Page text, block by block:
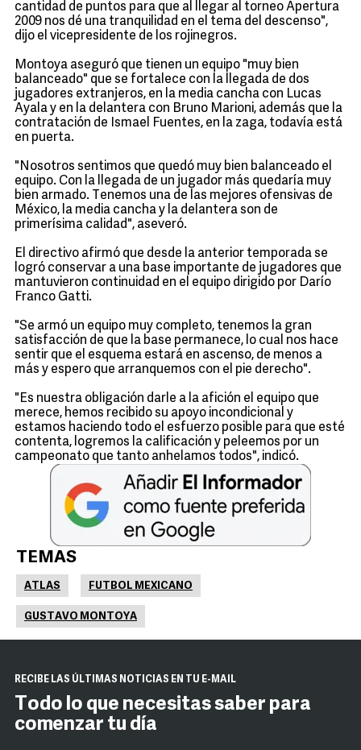
cantidad de puntos para que al llegar al torneo Apertura
2009 nos dé una tranquilidad en el tema del descenso",
dijo el vicepresidente de los rojinegros.
Montoya aseguró que tienen un equipo "muy bien
balanceado" que se fortalece con la llegada de dos
jugadores extranjeros, en la media cancha con Lucas
Ayala y en la delantera con Bruno Marioni, además que la
contratación de Ismael Fuentes, en la zaga, todavía está
en puerta.
"Nosotros sentimos que quedó muy bien balanceado el
equipo. Con la llegada de un jugador más quedaría muy
bien armado. Tenemos una de las mejores ofensivas de
México, la media cancha y la delantera son de
primerísima calidad", aseveró.
El directivo afirmó que desde la anterior temporada se
logró conservar a una base importante de jugadores que
mantuvieron continuidad en el equipo dirigido por Darío
Franco Gatti.
"Se armó un equipo muy completo, tenemos la gran
satisfacción de que la base permanece, lo cual nos hace
sentir que el esquema estará en ascenso, de menos a
más y espero que arranquemos con el pie derecho".
"Es nuestra obligación darle a la afición el equipo que
merece, hemos recibido su apoyo incondicional y
estamos haciendo todo el esfuerzo posible para que esté
contenta, logremos la calificación y peleemos por un
campeonato que tanto anhelamos todos", indicó.
TEMAS
ATLAS FUTBOL MEXICANO
GUSTAVO MONTOYA
RECIBE LAS ÚLTIMAS NOTICIAS EN TU E-MAIL
Todo lo que necesitas saber para
comenzar tu día